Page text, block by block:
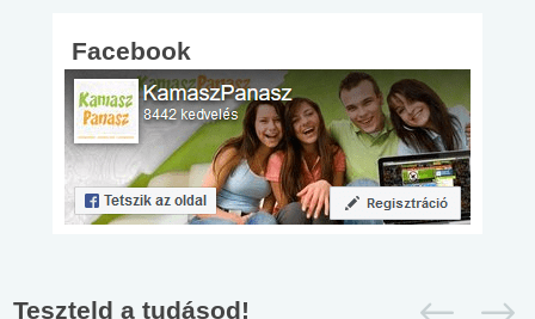
Facebook
Teszteld a tudásod!